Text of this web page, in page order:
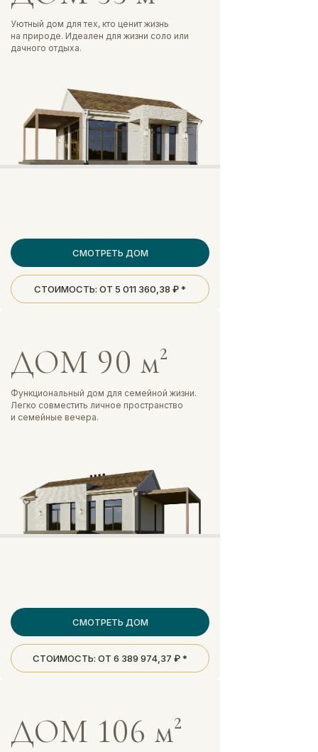
Уютный дом для тех, кто ценит жизнь
на природе. Идеален для жизни соло или
дачного отдыха.
СТОИМОСТЬ: ОТ 5 011 360,38 ₽ *
СМОТРЕТЬ ДОМ
ДОМ 90 м²
СМОТРЕТЬ ДОМ
СТОИМОСТЬ: ОТ 6 389 974,37 ₽ *
Функциональный дом для семейной жизни.
Легко совместить личное пространство
и семейные вечера.
ДОМ 106 м²
Сайт разработан: DIPTIH.RU
О застройщике
Новости
Застройщик
ООО "Проспект "Золотой камень"
Политика конфиденциальности
Правила проживания в КП «Золотой камень»